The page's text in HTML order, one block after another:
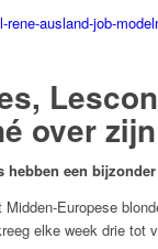
over
hebben een
Europese
elke week drie tot